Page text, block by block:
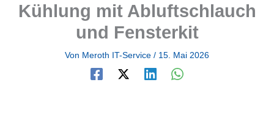
Kühlung mit Abluftschlauch
und Fensterkit
Von Meroth IT-Service / 15. Mai 2026